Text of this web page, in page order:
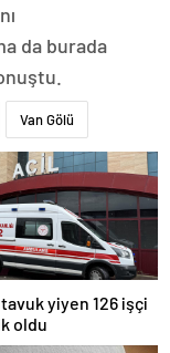
da burada
Van Gölü
yiyen 126 işçi
oldu